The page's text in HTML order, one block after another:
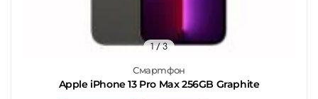
Смартфон
Apple iPhone 13 Pro Max 256GB Graphite
1/ 3